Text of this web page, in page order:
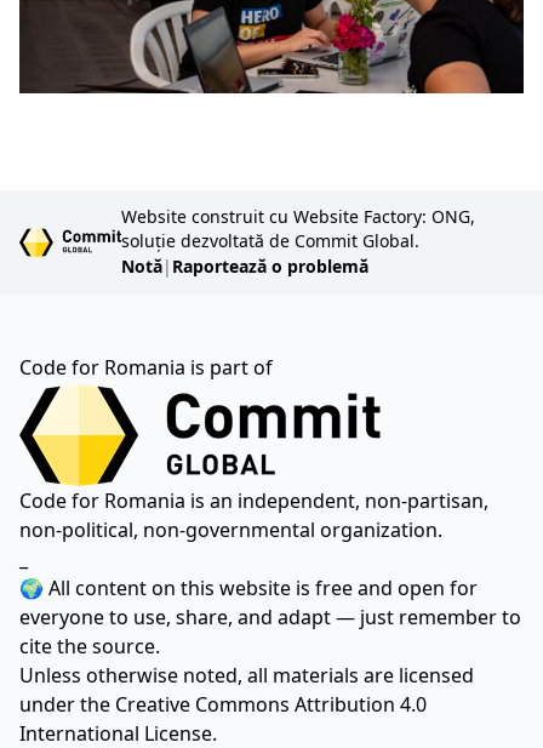
Website construit cu Website Factory: ONG,
soluție dezvoltată de Commit Global.
Notă| Raportează o problemă
Code for Romania is part of
Code for Romania is an independent, non-partisan,
non-political, non-governmental organization.
🌍 All content on this website is free and open for
everyone to use, share, and adapt — just remember to
cite the source.
Unless otherwise noted, all materials are licensed
under the Creative Commons Attribution 4.0
International License.